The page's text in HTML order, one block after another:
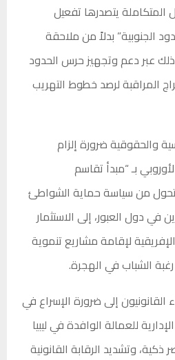
يتصدرها تفعيل
الجنوبية” بدلاً من ملاحقة
عبر دعم وتجهيز حرس الحدود
المراقبة لرصد خطوط التهريب
والحقوقية ضرورة إلزام
بـ “مبدأ تقاسم
من سياسة حماية الشواطئ
في دول العبور، إلى الاستثمار
لإقامة مشاريع تنموية
الشباب في الهجرة.
القانونيون إلى ضرورة الإسراع في
للعمالة الوافدة في ليبيا
وتشديد الرقابة القانونية